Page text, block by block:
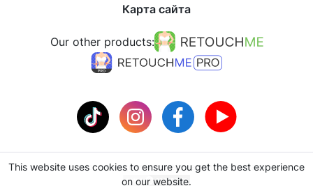
Карта сайта
Политика конфиденциальностиУсловия использования
Our other products:
This website uses cookies to ensure you get the best experience
on our website.